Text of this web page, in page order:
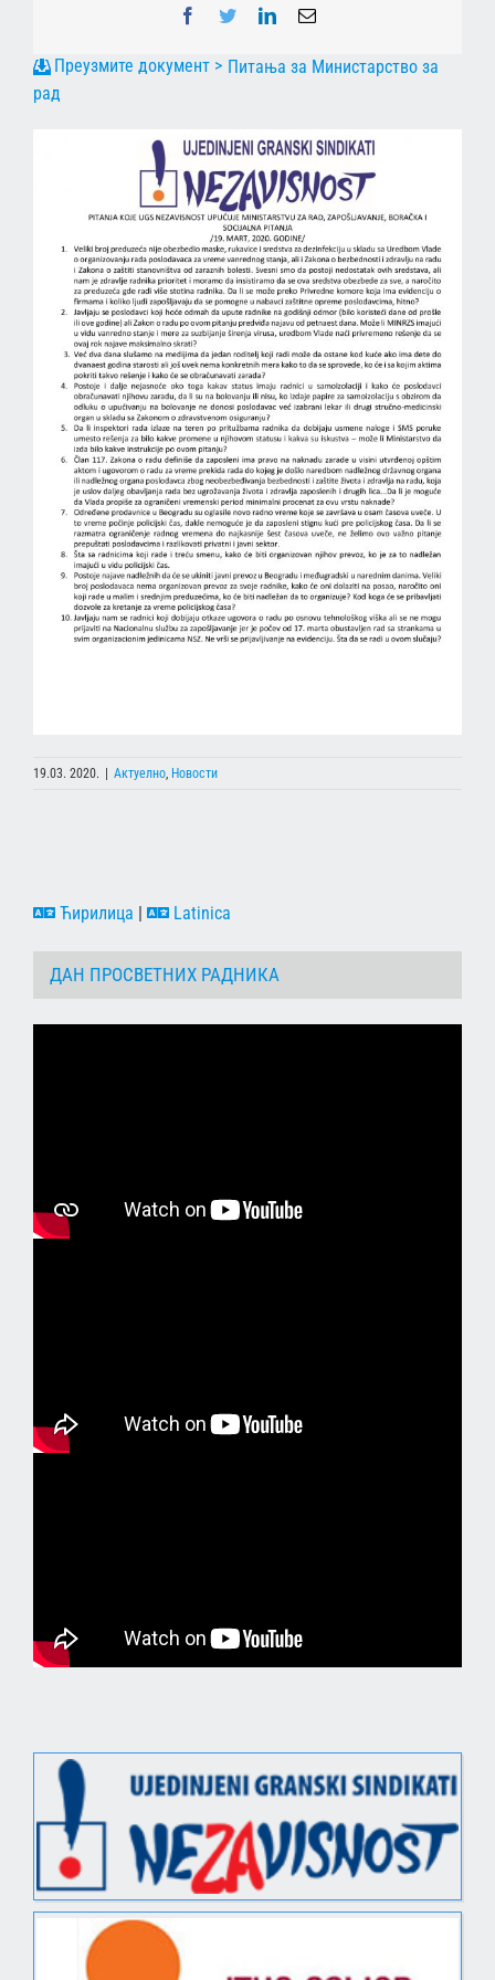
Facebook
TwitterLinkedInEmail
Питања за Министарство за
рад
19.03. 2020. | Актуелно, Новости
Ћирилица | Latinica
ДАН ПРОСВЕТНИХ РАДНИКА